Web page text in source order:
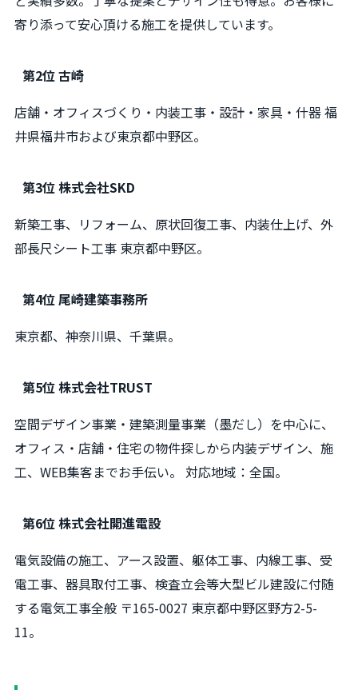
寄り添って安心頂ける施工を提供しています。
第2位 古崎
店舗・オフィスづくり・内装工事・設計・家具・什器 福
井県福井市および東京都中野区。
第3位 株式会社SKD
新築工事、リフォーム、原状回復工事、内装仕上げ、外
部長尺シート工事 東京都中野区。
第4位 尾崎建築事務所
東京都、神奈川県、千葉県。
第5位 株式会社TRUST
空間デザイン事業・建築測量事業（墨だし）を中心に、
オフィス・店舗・住宅の物件探しから内装デザイン、施
工、WEB集客までお手伝い。 対応地域：全国。
第6位 株式会社開進電設
電気設備の施工、アース設置、躯体工事、内線工事、受
電工事、器具取付工事、検査立会等大型ビル建設に付随
する電気工事全般 〒165-0027 東京都中野区野方2-5-
11。